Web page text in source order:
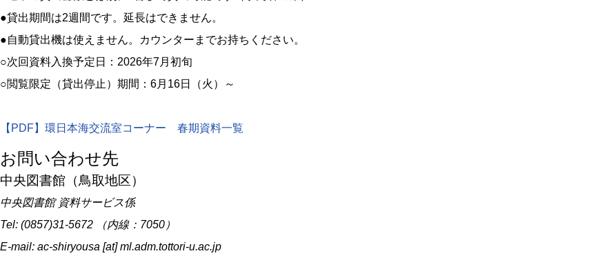
●貸出期間は2週間です。延長はできません。
●自動貸出機は使えません。カウンターまでお持ちください。
○次回資料入換予定日：2026年7月初旬
○閲覧限定（貸出停止）期間：6月16日（火）～
【PDF】環日本海交流室コーナー 春期資料一覧
お問い合わせ先
中央図書館（鳥取地区）
中央図書館 資料サービス係
Tel: (0857)31-5672 （内線：7050）
E-mail: ac-shiryousa [at] ml.adm.tottori-u.ac.jp